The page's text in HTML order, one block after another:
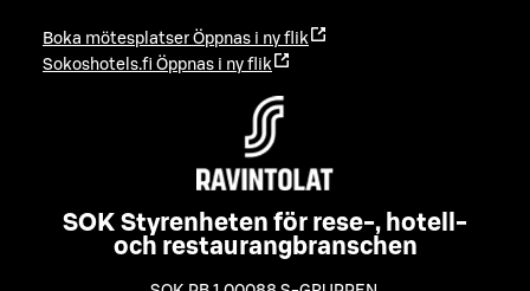
Boka mötesplatser Öppnas i ny flik
Sokoshotels.fi Öppnas i ny flik
SOK Styrenheten för rese-, hotell-
och restaurangbranschen